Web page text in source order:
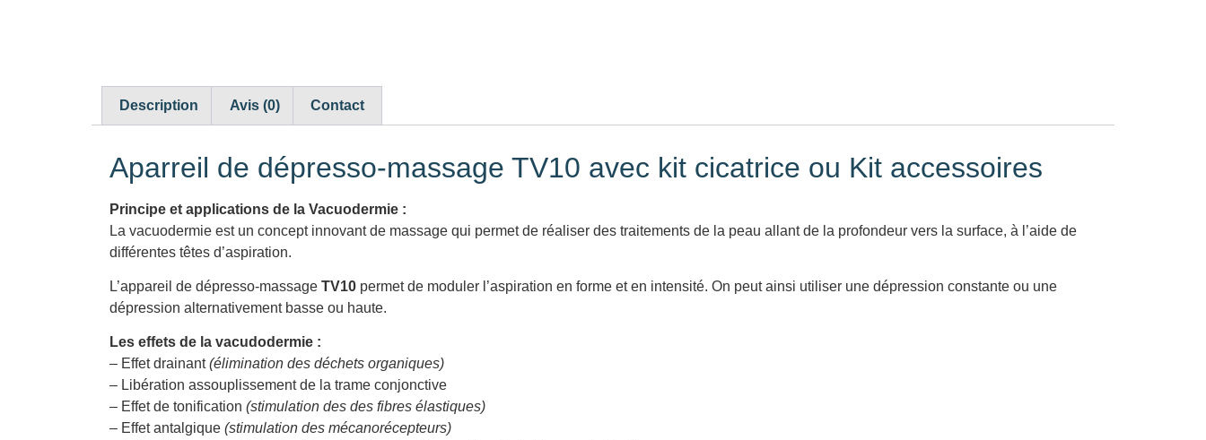
Description Avis (0) Contact
Aparreil de dépresso-massage TV10 avec kit cicatrice ou Kit accessoires
Principe et applications de la Vacuodermie :
La vacuodermie est un concept innovant de massage qui permet de réaliser des traitements de la peau allant de la profondeur vers la surface, à l’aide de
différentes têtes d’aspiration.
L’appareil de dépresso-massage TV10 permet de moduler l’aspiration en forme et en intensité. On peut ainsi utiliser une dépression constante ou une
dépression alternativement basse ou haute.
Les effets de la vacudodermie :
– Effet drainant(élimination des déchets organiques)
– Libération assouplissement de la trame conjonctive
– Effet de tonification (stimulation des des fibres élastiques)
– Effet antalgique (stimulation des mécanorécepteurs)